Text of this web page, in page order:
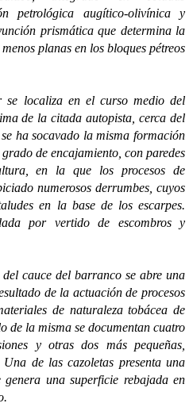
petrológica augítico-olivínica y
prismática que determina la
planas en los bloques pétreos
en el curso medio del
de la citada autopista, cerca del
ha socavado la misma formación
de encajamiento, con paredes
en la que los procesos de
numerosos derrumbes, cuyos
en la base de los escarpes.
por vertido de escombros y
del barranco se abre una
de la actuación de procesos
de naturaleza tobácea de
de la misma se documentan cuatro
y otras dos más pequeñas,
de las cazoletas presenta una
una superficie rebajada en